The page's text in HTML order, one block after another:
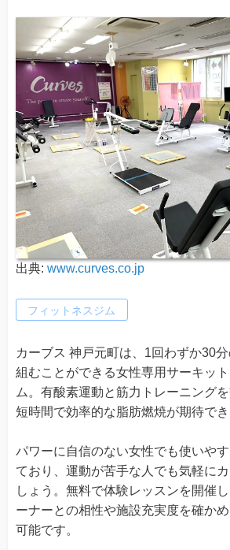
出典: www.curves.co.jp
フィットネスジム
カーブス 神戸元町は、1回わずか30
組むことができる女性専用サーキッ
ム。有酸素運動と筋力トレーニングを
短時間で効率的な脂肪燃焼が期待でき
パワーに自信のない女性でも使いや
ており、運動が苦手な人でも気軽に
しょう。無料で体験レッスンを開催
ーナーとの相性や施設充実度を確か
可能です。